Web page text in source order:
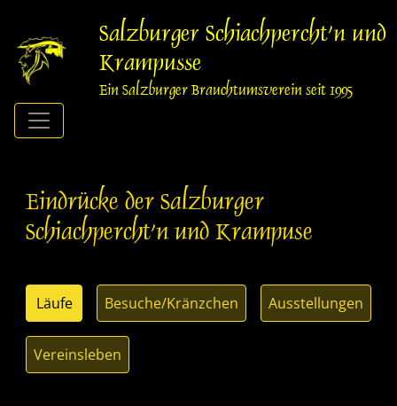
Inhalt
Salzburger Schiachpercht'n und
Krampusse
Ein Salzburger Brauchtumsverein seit 1995
Eindrücke der Salzburger
Schiachpercht'n und Krampuse
Läufe Besuche/Kränzchen Ausstellungen
Vereinsleben